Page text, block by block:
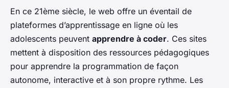
En ce 21ème siècle, le web offre un éventail de
plateformes d’apprentissage en ligne où les
adolescents peuvent apprendre à coder. Ces sites
mettent à disposition des ressources pédagogiques
pour apprendre la programmation de façon
autonome, interactive et à son propre rythme. Les